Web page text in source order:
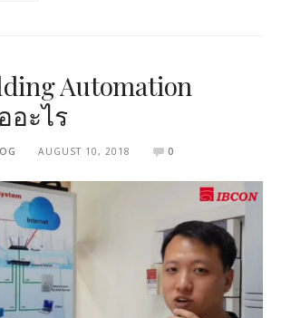
Automation
อะไร
AUGUST 10, 2018 0